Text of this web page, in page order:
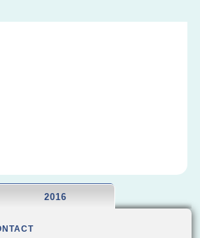
2016